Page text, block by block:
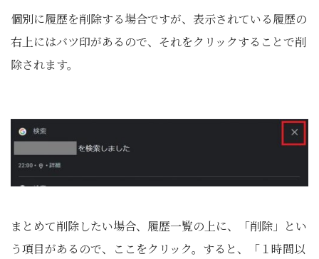
個別に履歴を削除する場合ですが、表示されている履歴の
右上にはバツ印があるので、それをクリックすることで削
除されます。
まとめて削除したい場合、履歴一覧の上に、「削除」とい
う項目があるので、ここをクリック。すると、「１時間以